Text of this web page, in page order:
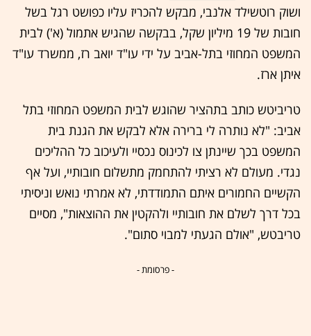
ושוק רוטשילד אלנבי, מבקש להכריז עליו כפושט רגל בשל
חובות של 19 מיליון שקל, בבקשה שהגיש אתמול (א') לבית
המשפט המחוזי בתל-אביב על ידי עו"ד יואב רז, ממשרד עו"ד
איתן ארז.
טריביטש כותב בתהציר שהוגש לבית המשפט המחוזי בתל
אביב: "לא נותרה לי ברירה אלא לבקש את הגנת בית
המשפט בכך שיינתן צו לכינוס נכסיי ולעיכוב כל ההליכים
נגדי. מעולם לא רציתי להתחמק מתשלום חובותיי, ועל אף
הקשיים החמורים איתם התמודדתי, לא אמרתי נואש וניסיתי
בכל דרך לשלם את חובותיי ולהקטין את ההוצאות", מסיים
טריבטש, "אולם הגעתי למבוי סתום".
- פרסומת -